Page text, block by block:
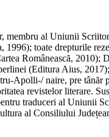
al Uniunii
toate drepturile
Românească,
(Editura Aius,
Apolli-/ naire, pre
revistelor literare.
traduceri al Uniunii
al Consiliului